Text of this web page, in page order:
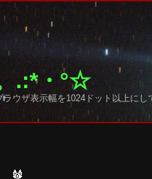
.:*・°☆
ウザ表示幅を1024ドット以上に